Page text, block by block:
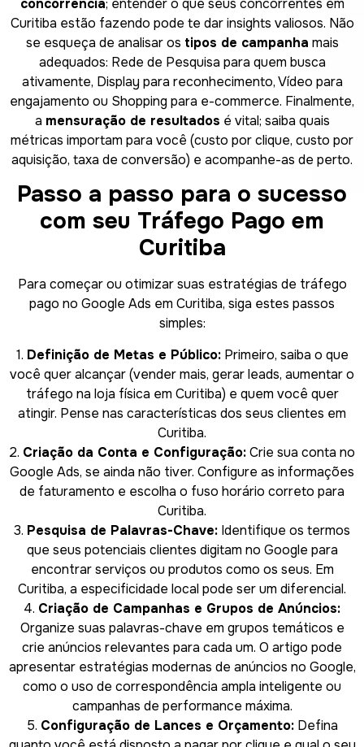
concorrência; entender o que seus concorrentes em
Curitiba estão fazendo pode te dar insights valiosos. Não
se esqueça de analisar os tipos de campanha mais
adequados: Rede de Pesquisa para quem busca
ativamente, Display para reconhecimento, Vídeo para
engajamento ou Shopping para e-commerce. Finalmente,
a mensuração de resultados é vital; saiba quais
métricas importam para você (custo por clique, custo por
aquisição, taxa de conversão) e acompanhe-as de perto.
Passo a passo para o sucesso
com seu Tráfego Pago em
Curitiba
Para começar ou otimizar suas estratégias de tráfego
pago no Google Ads em Curitiba, siga estes passos
simples:
1. Definição de Metas e Público:Primeiro, saiba o que
você quer alcançar (vender mais, gerar leads, aumentar o
tráfego na loja física em Curitiba) e quem você quer
atingir. Pense nas características dos seus clientes em
Curitiba.
2. Criação da Conta e Configuração:Crie sua conta no
Google Ads, se ainda não tiver. Configure as informações
de faturamento e escolha o fuso horário correto para
Curitiba.
3. Pesquisa de Palavras-Chave: Identifique os termos
que seus potenciais clientes digitam no Google para
encontrar serviços ou produtos como os seus. Em
Curitiba, a especificidade local pode ser um diferencial.
4. Criação de Campanhas e Grupos de Anúncios:
Organize suas palavras-chave em grupos temáticos e
crie anúncios relevantes para cada um. O artigo pode
apresentar estratégias modernas de anúncios no Google,
como o uso de correspondência ampla inteligente ou
campanhas de performance máxima.
5. Configuração de Lances e Orçamento:Defina